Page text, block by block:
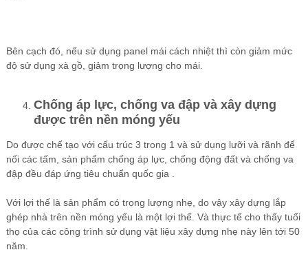
Bên cạch đó, nếu sử dụng panel mái cách nhiệt thì còn giảm mức
độ sử dụng xà gồ, giảm trọng lượng cho mái.
Chống áp lực, chống va đập và xây dựng
được trên nền móng yếu
Do được chế tạo với cấu trúc 3 trong 1 và sử dụng lưỡi và rãnh để
nối các tấm, sản phẩm chống áp lực, chống động đất và chống va
đập đều đáp ứng tiêu chuẩn quốc gia .
Với lợi thế là sản phẩm có trọng lượng nhẹ, do vậy xây dựng lắp
ghép nhà trên nền móng yếu là một lợi thế. Và thực tế cho thấy tuổi
thọ của các công trình sử dụng vật liệu xây dựng nhẹ này lên tới 50
năm.